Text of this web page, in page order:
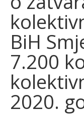
BiH
7.200
2020.